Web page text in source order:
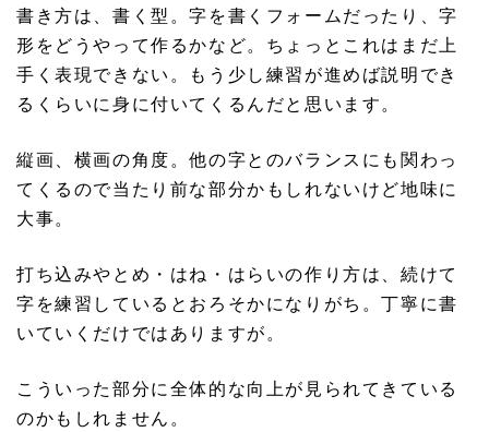
書き方は、書く型。字を書くフォームだったり、字
形をどうやって作るかなど。ちょっとこれはまだ上
手く表現できない。もう少し練習が進めば説明でき
るくらいに身に付いてくるんだと思います。
縦画、横画の角度。他の字とのバランスにも関わっ
てくるので当たり前な部分かもしれないけど地味に
大事。
打ち込みやとめ・はね・はらいの作り方は、続けて
字を練習しているとおろそかになりがち。丁寧に書
いていくだけではありますが。
こういった部分に全体的な向上が見られてきている
のかもしれません。